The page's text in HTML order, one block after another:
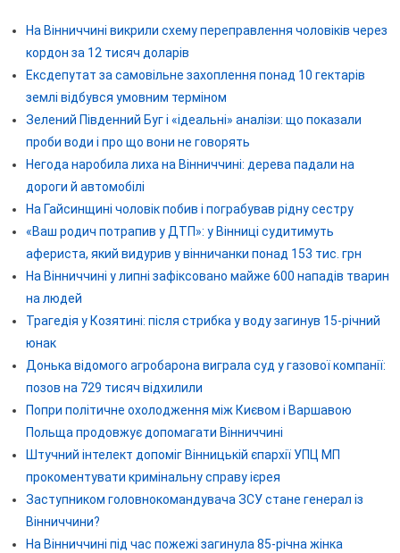
На Вінниччині викрили схему переправлення чоловіків через
кордон за 12 тисяч доларів
Ексдепутат за самовільне захоплення понад 10 гектарів
землі відбувся умовним терміном
Зелений Південний Буг і «ідеальні» аналізи: що показали
проби води і про що вони не говорять
Негода наробила лиха на Вінниччині: дерева падали на
дороги й автомобілі
На Гайсинщині чоловік побив і пограбував рідну сестру
«Ваш родич потрапив у ДТП»: у Вінниці судитимуть
афериста, який видурив у вінничанки понад 153 тис. грн
На Вінниччині у липні зафіксовано майже 600 нападів тварин
на людей
Трагедія у Козятині: після стрибка у воду загинув 15-річний
юнак
Донька відомого агробарона виграла суд у газової компанії:
позов на 729 тисяч відхилили
Попри політичне охолодження між Києвом і Варшавою
Польща продовжує допомагати Вінниччині
Штучний інтелект допоміг Вінницькій єпархії УПЦ МП
прокоментувати кримінальну справу ієрея
Заступником головнокомандувача ЗСУ стане генерал із
Вінниччини?
На Вінниччині під час пожежі загинула 85-річна жінка